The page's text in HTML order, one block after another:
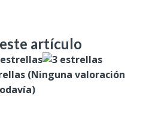
artículo
(Ninguna valoración